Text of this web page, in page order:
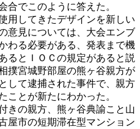
合でこのように答えた。
用してきたデザインを新しい
意見については、大会エンブ
わる必要がある、発表まで機
るとＩＯＣの規定があると説
撲宮城野部屋の熊ヶ谷親方が
して逮捕された事件で、親方
ことが新たにわかった。
きの親方、熊ヶ谷典諭こと山
屋市の短期滞在型マンション